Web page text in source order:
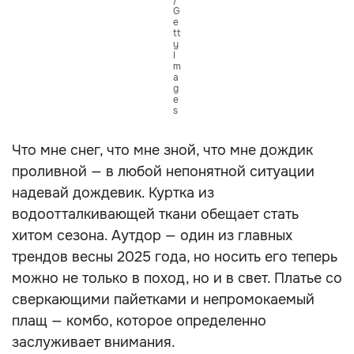
G
e
tt
y
I
m
a
g
e
s
Что мне снег, что мне зной, что мне дождик
проливной — в любой непонятной ситуации
надевай дождевик. Куртка из
водоотталкивающей ткани обещает стать
хитом сезона. Аутдор — один из главных
трендов весны 2025 года, но носить его теперь
можно не только в поход, но и в свет. Платье со
сверкающими пайетками и непромокаемый
плащ — комбо, которое определенно
заслуживает внимания.